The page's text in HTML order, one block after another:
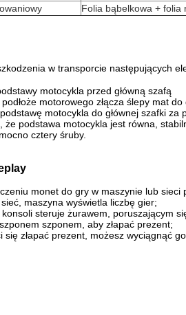
Folia bąbelkowa + folia
w transporcie następujących
motocykla przed główną szafą
motorowego złącza ślepy mat do
motocykla do głównej szafki za
że podstawa motocykla jest równa,
cztery śruby.
monet do gry w maszynie lub sieci
maszyna wyświetla liczbę gier;
steruje żurawem, poruszającym
szponem, aby złapać prezent;
się złapać prezent, możesz wyciągnąć